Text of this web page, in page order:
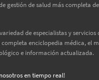
gestión de salud más completa de
de especialistas y servicios
completa enciclopedia médica, el
e información actualizada.
en tiempo real!